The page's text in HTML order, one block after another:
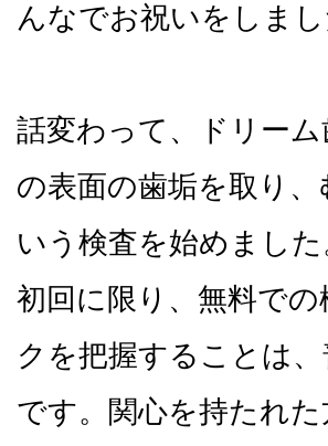
んなでお祝いをしまし
話変わって、ドリー
の表面の歯垢を取り
いう検査を始めまし
初回に限り、無料で
クを把握することは
です。関心を持たれ